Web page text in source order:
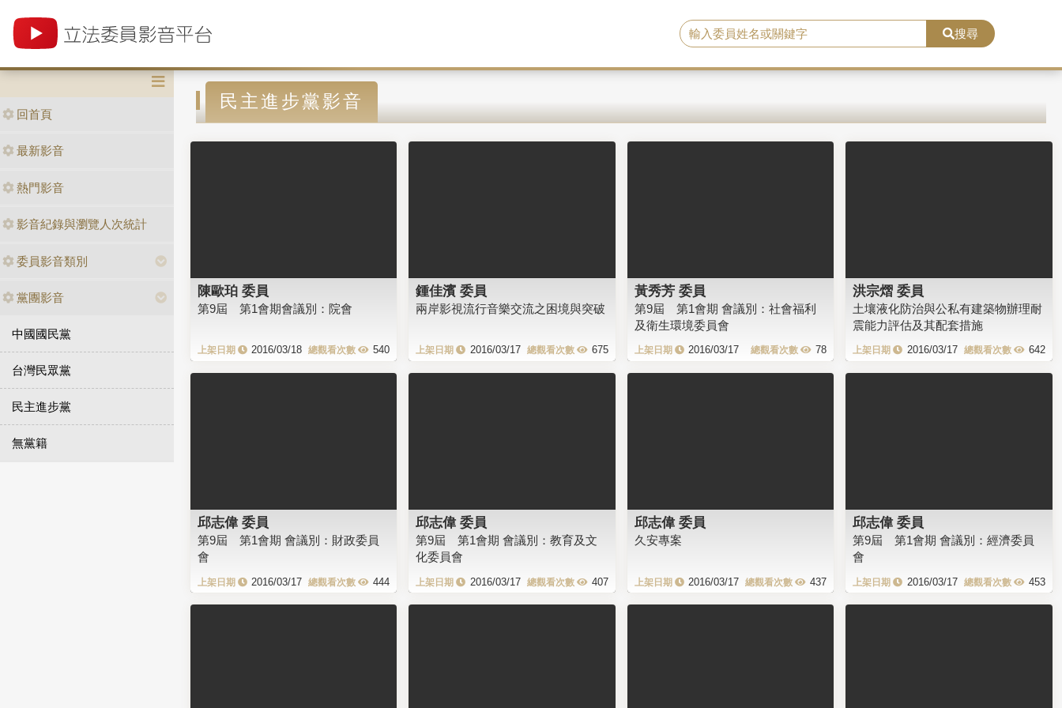
搜尋
回首頁
最新影音
熱門影音
影音紀錄與瀏覽人次統計
委員影音類別
黨團影音
中國國民黨
台灣民眾黨
民主進步黨
無黨籍
民主進步黨影音
陳歐珀 委員
第9屆 第1會期會議別：院會
2016/03/18 540
鍾佳濱 委員
兩岸影視流行音樂交流之困境與突破
2016/03/17 675
黃秀芳 委員
第9屆 第1會期 會議別：社會福利
及衛生環境委員會
2016/03/17 78
洪宗熠 委員
土壤液化防治與公私有建築物辦理耐
震能力評估及其配套措施
2016/03/17 642
邱志偉 委員
第9屆 第1會期 會議別：財政委員
會
2016/03/17 444
邱志偉 委員
第9屆 第1會期 會議別：教育及文
化委員會
2016/03/17 407
邱志偉 委員
久安專案
2016/03/17 437
邱志偉 委員
第9屆 第1會期 會議別：經濟委員
會
2016/03/17 453